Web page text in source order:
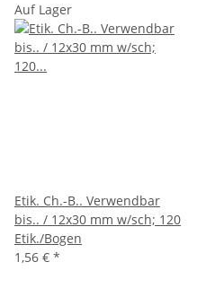
Auf Lager
Etik. Ch.-B.. Verwendbar
bis.. / 12x30 mm w/sch; 120
Etik./Bogen
1,56 € *